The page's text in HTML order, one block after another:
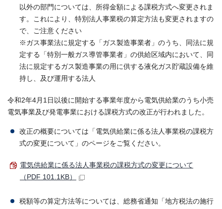
以外の部門については、所得金額による課税方式へ変更されま
す。これにより、特別法人事業税の算定方法も変更されますの
で、ご注意ください
※ガス事業法に規定する「ガス製造事業者」のうち、同法に規
定する「特別一般ガス導管事業者」の供給区域内において、同
法に規定するガス製造事業の用に供する液化ガス貯蔵設備を維
持し、及び運用する法人
令和2年4月1日以後に開始する事業年度から電気供給業のうち小売
電気事業及び発電事業における課税方式の改正が行われました。
改正の概要については「電気供給業に係る法人事業税の課税方
式の変更について」のページをご覧ください。
電気供給業に係る法人事業税の課税方式の変更について
（PDF 101.1KB）
税額等の算定方法等については、総務省通知「地方税法の施行